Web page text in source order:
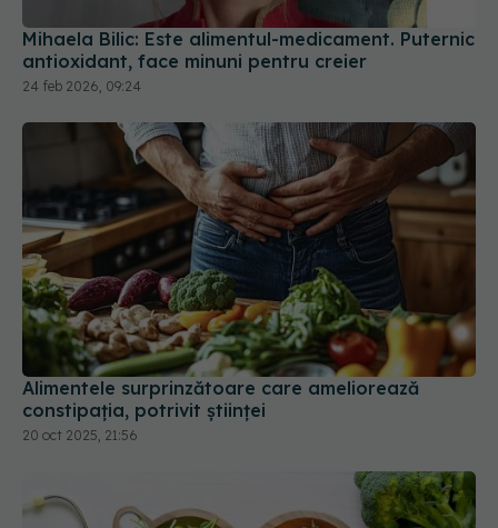
Mihaela Bilic: Este alimentul-medicament. Puternic
antioxidant, face minuni pentru creier
24 feb 2026, 09:24
Alimentele surprinzătoare care ameliorează
constipația, potrivit științei
20 oct 2025, 21:56